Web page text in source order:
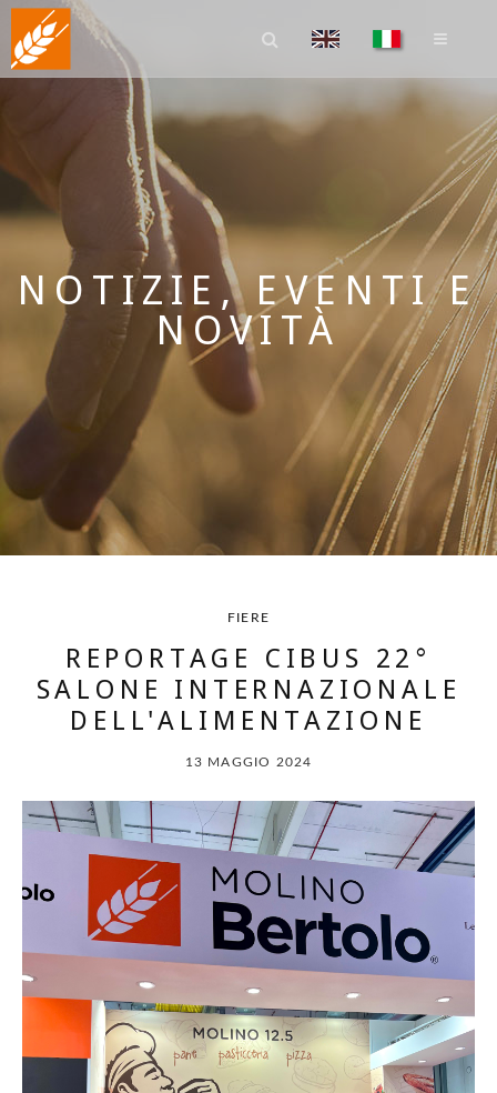
NOTIZIE, EVENTI E
NOVITÀ
FIERE
REPORTAGE CIBUS 22°
SALONE INTERNAZIONALE
DELL'ALIMENTAZIONE
13 MAGGIO 2024